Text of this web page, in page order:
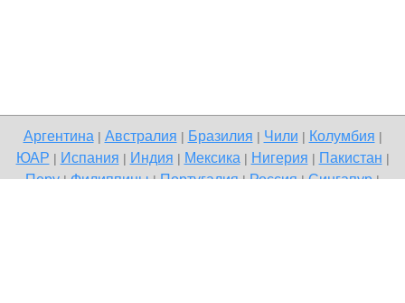
Аргентина| Австралия Бразилия Чили Колумбия
ЮАР Испания Индия Мексика| Нигерия Пакистан
Перу|Филиппины|Португалия|Россия|Сингапур|